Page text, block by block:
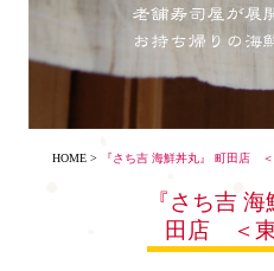
HOME > 『さち吉 海鮮丼丸』 町田店
『さち吉
田店 ＜